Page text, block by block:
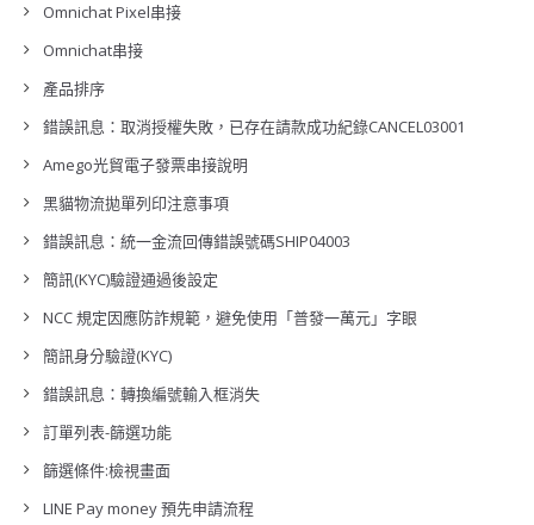
Omnichat Pixel串接
Omnichat串接
產品排序
錯誤訊息：取消授權失敗，已存在請款成功紀錄CANCEL03001
Amego光貿電子發票串接說明
黑貓物流拋單列印注意事項
錯誤訊息：統一金流回傳錯誤號碼SHIP04003
簡訊(KYC)驗證通過後設定
NCC 規定因應防詐規範，避免使用「普發一萬元」字眼
簡訊身分驗證(KYC)
錯誤訊息：轉換編號輸入框消失
訂單列表-篩選功能
篩選條件:檢視畫面
LINE Pay money 預先申請流程